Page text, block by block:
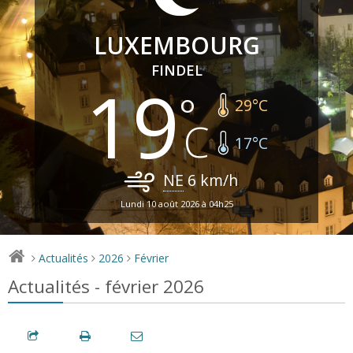
LUXEMBOURG
FINDEL
19 29°C
17°C
NE6 km/h
Lundi 10 août 2026 à 04h25
> Actualités > 2026 > Février
Actualités - février 2026